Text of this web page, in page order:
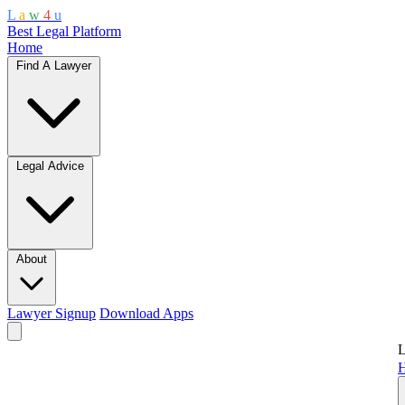
L a w 4 u
Best Legal Platform
Home
Find A Lawyer
Legal Advice
About
Lawyer Signup Download Apps